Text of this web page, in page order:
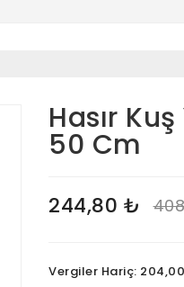
Hasır
50 Cm
244,80 ₺
Vergiler Hariç: